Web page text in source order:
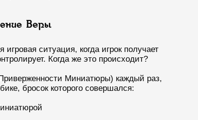
Веры
ситуация, когда игрок получает
Когда же это происходит?
Миниатюры) каждый раз,
бросок которого совершался: